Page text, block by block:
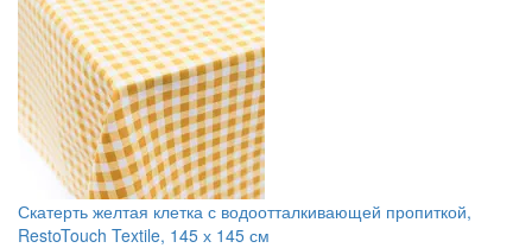
Скатерть желтая клетка с водоотталкивающей пропиткой,
RestoTouch Textile, 145 х 145 см